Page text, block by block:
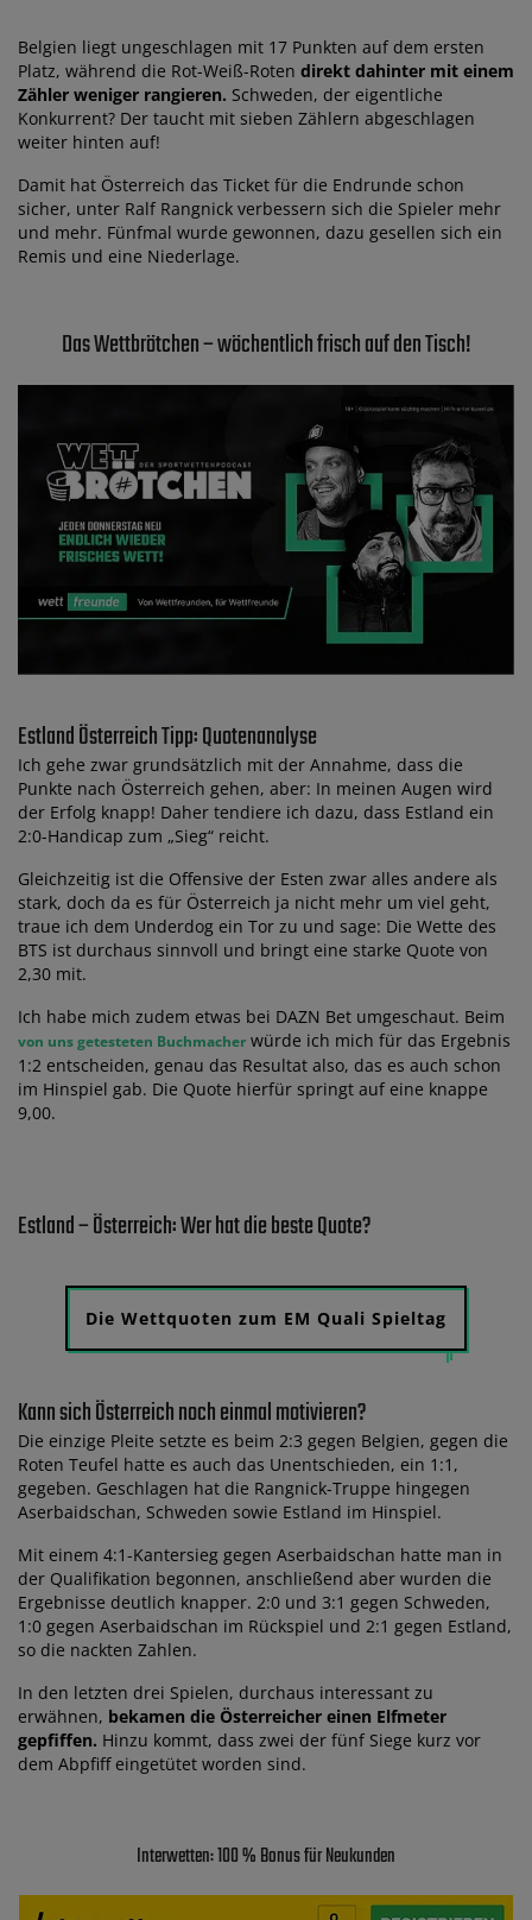
Belgien liegt ungeschlagen mit 17 Punkten auf dem ersten
Platz, während die Rot-Weiß-Roten direkt dahinter mit einem
Zähler weniger rangieren. Schweden, der eigentliche
Konkurrent? Der taucht mit sieben Zählern abgeschlagen
weiter hinten auf!
Damit hat Österreich das Ticket für die Endrunde schon
sicher, unter Ralf Rangnick verbessern sich die Spieler mehr
und mehr. Fünfmal wurde gewonnen, dazu gesellen sich ein
Remis und eine Niederlage.
Das Wettbrötchen – wöchentlich frisch auf den Tisch!
Estland Österreich Tipp: Quotenanalyse
Ich gehe zwar grundsätzlich mit der Annahme, dass die
Punkte nach Österreich gehen, aber: In meinen Augen wird
der Erfolg knapp! Daher tendiere ich dazu, dass Estland ein
2:0-Handicap zum „Sieg“ reicht.
Gleichzeitig ist die Offensive der Esten zwar alles andere als
stark, doch da es für Österreich ja nicht mehr um viel geht,
traue ich dem Underdog ein Tor zu und sage: Die Wette des
BTS ist durchaus sinnvoll und bringt eine starke Quote von
2,30 mit.
Ich habe mich zudem etwas bei DAZN Bet umgeschaut. Beim
von uns getesteten Buchmacher würde ich mich für das Ergebnis
1:2 entscheiden, genau das Resultat also, das es auch schon
im Hinspiel gab. Die Quote hierfür springt auf eine knappe
9,00.
Estland – Österreich: Wer hat die beste Quote?
Die Wettquoten zum EM Quali Spieltag
Kann sich Österreich noch einmal motivieren?
Die einzige Pleite setzte es beim 2:3 gegen Belgien, gegen die
Roten Teufel hatte es auch das Unentschieden, ein 1:1,
gegeben. Geschlagen hat die Rangnick-Truppe hingegen
Aserbaidschan, Schweden sowie Estland im Hinspiel.
Mit einem 4:1-Kantersieg gegen Aserbaidschan hatte man in
der Qualifikation begonnen, anschließend aber wurden die
Ergebnisse deutlich knapper. 2:0 und 3:1 gegen Schweden,
1:0 gegen Aserbaidschan im Rückspiel und 2:1 gegen Estland,
so die nackten Zahlen.
In den letzten drei Spielen, durchaus interessant zu
erwähnen, bekamen die Österreicher einen Elfmeter
gepfiffen. Hinzu kommt, dass zwei der fünf Siege kurz vor
dem Abpfiff eingetütet worden sind.
Interwetten: 100 % Bonus für Neukunden